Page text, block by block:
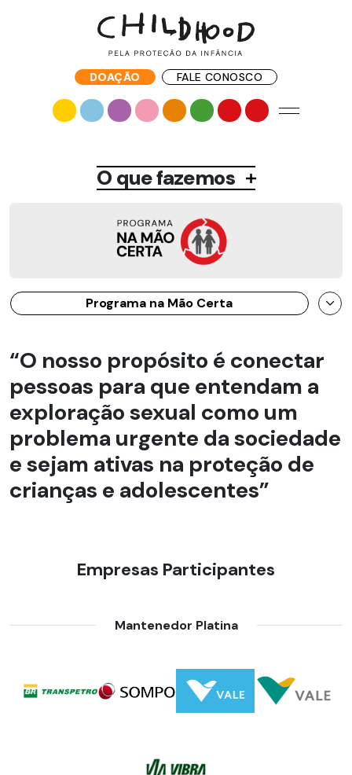
DOAÇÃO FALE CONOSCO
O que fazemos
Programa na Mão Certa
“O nosso propósito é conectar
pessoas para que entendam a
exploração sexual como um
problema urgente da sociedade
e sejam ativas na proteção de
crianças e adolescentes”
Empresas Participantes
Mantenedor Platina